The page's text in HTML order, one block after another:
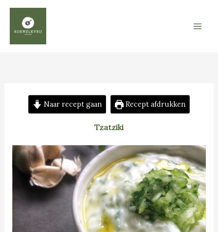
inhoud
Naar recept gaan Recept afdrukken
Tzatziki